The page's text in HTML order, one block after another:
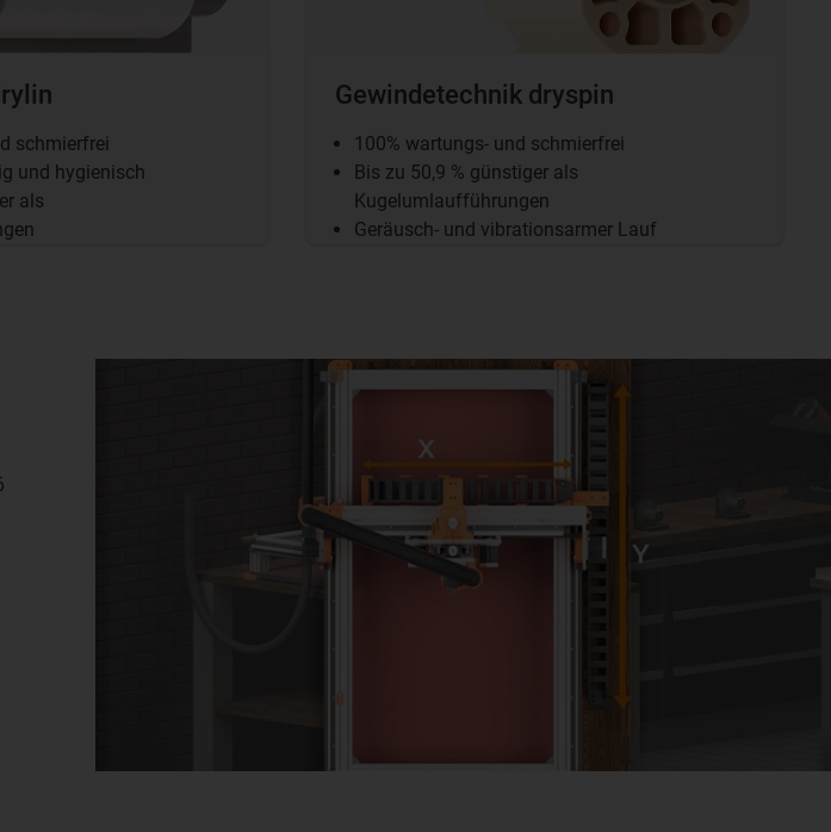
schmierfrei
und hygienisch
als
Gewindetechnik dryspin
100% wartungs- und schmierfrei
Bis zu 50,9 % günstiger als
Kugelumlaufführungen
Geräusch- und vibrationsarmer Lauf